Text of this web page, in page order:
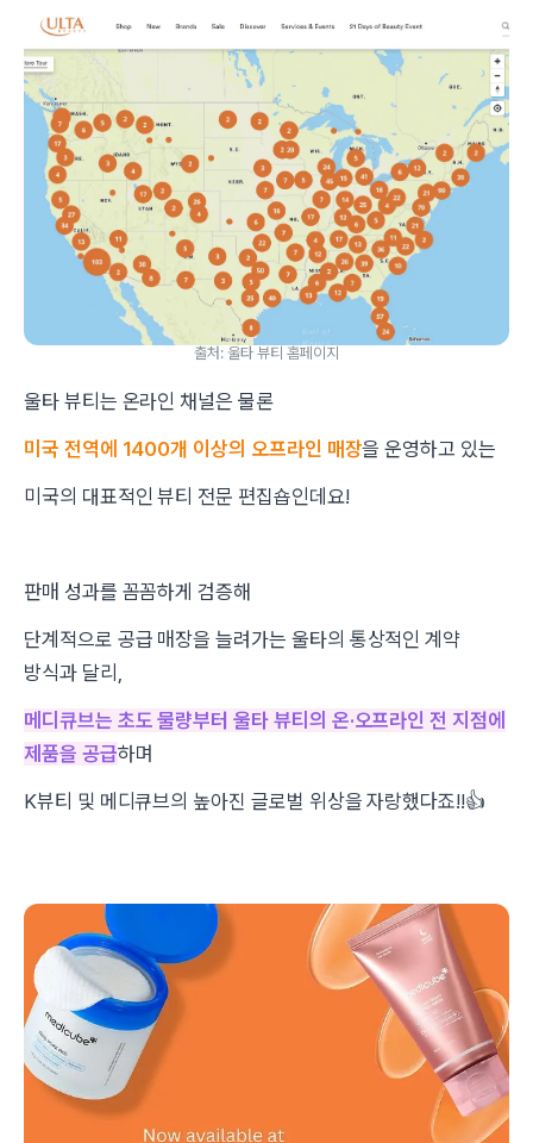
출처: 울타 뷰티 홈페이지
울타 뷰티는 온라인 채널은 물론
미국 전역에 1400개 이상의 오프라인 매장을 운영하고 있는
미국의 대표적인 뷰티 전문 편집숍인데요!
판매 성과를 꼼꼼하게 검증해
단계적으로 공급 매장을 늘려가는 울타의 통상적인 계약
방식과 달리,
메디큐브는 초도 물량부터 울타 뷰티의 온·오프라인 전 지점에
제품을 공급하며
K뷰티 및 메디큐브의 높아진 글로벌 위상을 자랑했다죠!!👍